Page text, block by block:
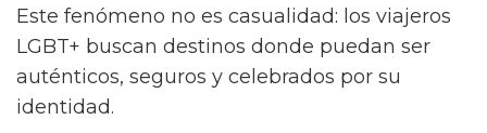
Este fenómeno no es casualidad: los viajeros
LGBT+ buscan destinos donde puedan ser
auténticos, seguros y celebrados por su
identidad.